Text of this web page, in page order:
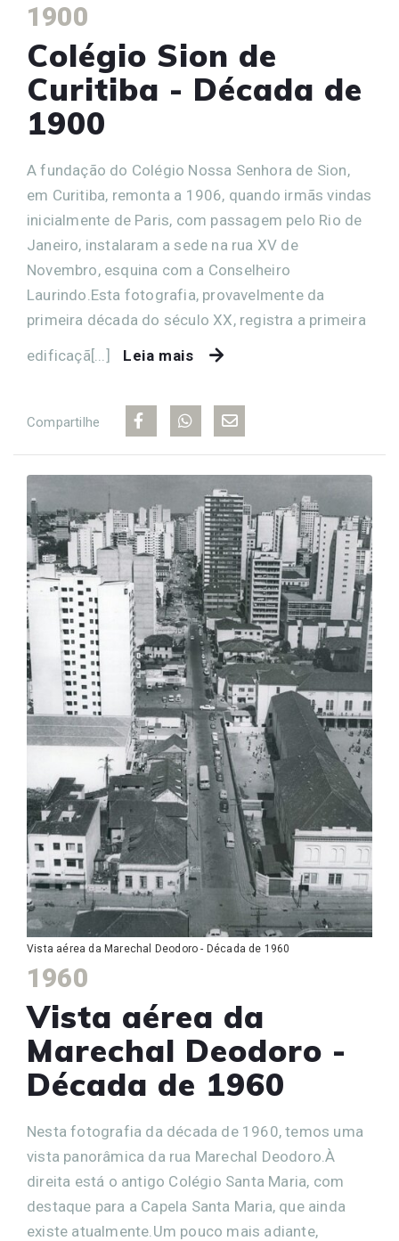
1900
Colégio Sion de
Curitiba - Década de
1900
A fundação do Colégio Nossa Senhora de Sion,
em Curitiba, remonta a 1906, quando irmãs vindas
inicialmente de Paris, com passagem pelo Rio de
Janeiro, instalaram a sede na rua XV de
Novembro, esquina com a Conselheiro
Laurindo.Esta fotografia, provavelmente da
primeira década do século XX, registra a primeira
edificaçã[...]
Leia mais
Compartilhe
Vista aérea da Marechal Deodoro - Década de 1960
1960
Vista aérea da
Marechal Deodoro -
Década de 1960
Nesta fotografia da década de 1960, temos uma
vista panorâmica da rua Marechal Deodoro.À
direita está o antigo Colégio Santa Maria, com
destaque para a Capela Santa Maria, que ainda
existe atualmente.Um pouco mais adiante,